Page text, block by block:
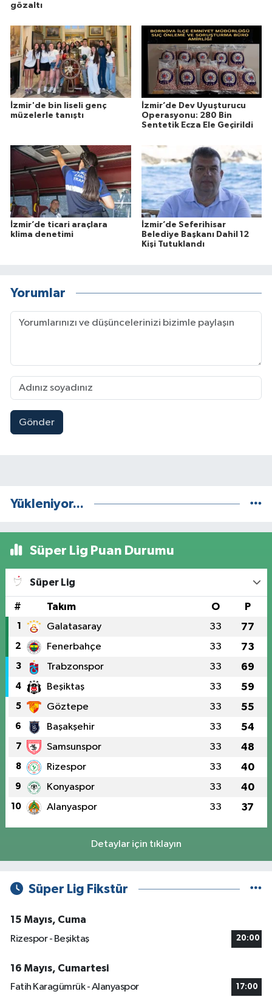
gözaltı
İzmir'de bin liseli genç
müzelerle tanıştı
İzmir’de Dev Uyuşturucu
Operasyonu: 280 Bin
Sentetik Ecza Ele Geçirildi
İzmir’de ticari araçlara
klima denetimi
İzmir’de Seferihisar
Belediye Başkanı Dahil 12
Kişi Tutuklandı
Yorumlar
Gönder
Yükleniyor...
Süper Lig Puan Durumu
Süper Lig
# Takım O P
1 Galatasaray 33 77
2 Fenerbahçe 33 73
3 Trabzonspor 33 69
4 Beşiktaş 33 59
5 Göztepe 33 55
6 Başakşehir 33 54
7 Samsunspor 33 48
8 Rizespor 33 40
9 Konyaspor 33 40
10 Alanyaspor 33 37
Detaylar için tıklayın
Süper Lig Fikstür
15 Mayıs, Cuma
Rizespor - Beşiktaş
20:00
16 Mayıs, Cumartesi
Fatih Karagümrük - Alanyaspor
17:00